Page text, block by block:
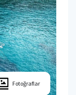
Fotoğraflar